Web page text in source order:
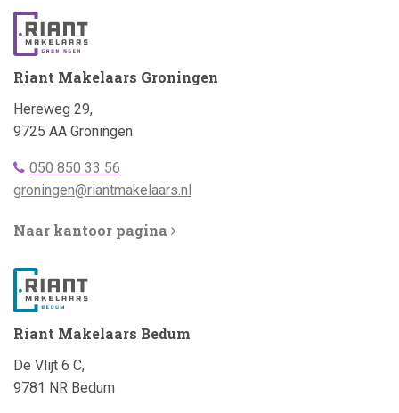
Riant Makelaars Groningen
Adres:
Hereweg 29,
9725 AA Groningen
Telefoonnummer
bellen:
050 850 33 56
Emailadres:
groningen@riantmakelaars.nl
Naar kantoor pagina
Riant Makelaars Bedum
Adres:
De Vlijt 6 C,
9781 NR Bedum